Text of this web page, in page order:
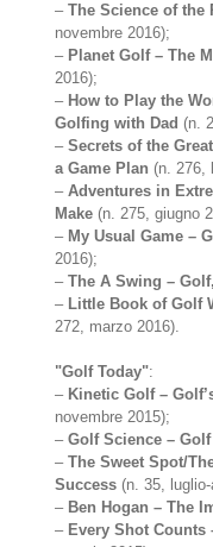
–The Science of the
novembre 2016);
– Planet Golf – The
2016);
– How to Play the
Golfing with Dad (n.
–Secrets of the
a Game Plan (n. 276,
–Adventures in
Make (n. 275, giugno
– My Usual Game –
2016);
–The A Swing –
– Little Book of Golf
272, marzo 2016).
"Golf Today":
– Kinetic Golf –
novembre 2015);
–Golf Science –
–The Sweet Spot/
Success (n. 35,
– Ben Hogan – The
– Every Shot Counts